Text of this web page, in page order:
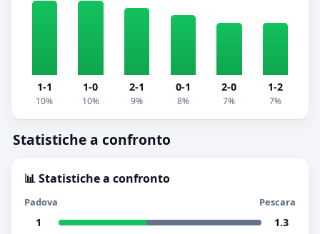
1-1
10%
1-0
10%
2-1
9%
0-1
8%
2-0
7%
1-2
7%
Statistiche a confronto
📊 Statistiche a confronto
Padova Pescara
1 1.3